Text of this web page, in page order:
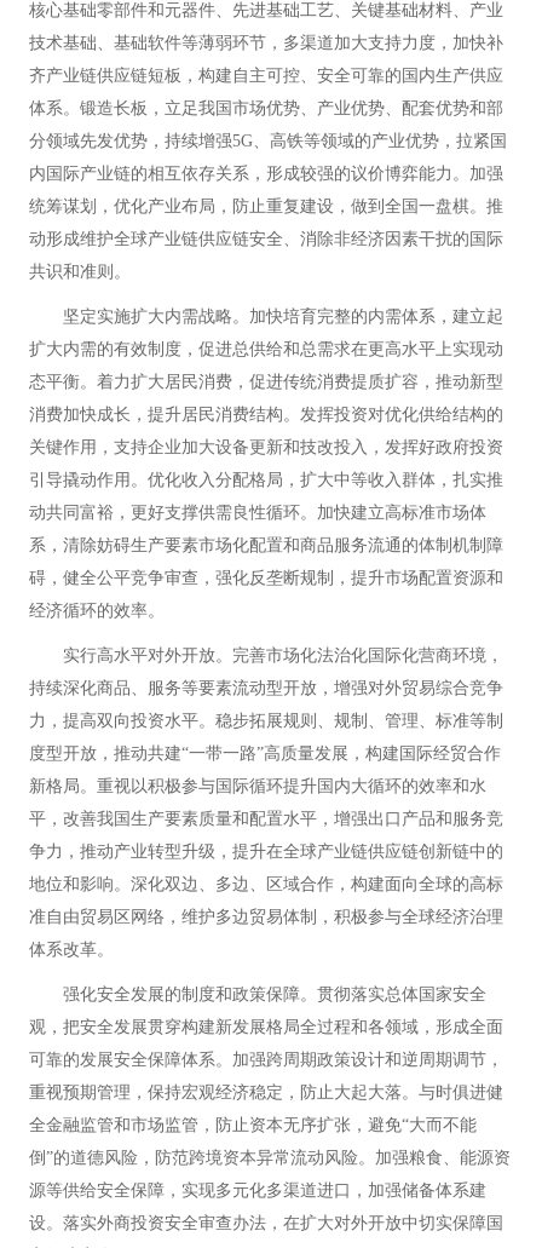
核心基础零部件和元器件、先进基础工艺、关键基础材料、产业
技术基础、基础软件等薄弱环节，多渠道加大支持力度，加快补
齐产业链供应链短板，构建自主可控、安全可靠的国内生产供应
体系。锻造长板，立足我国市场优势、产业优势、配套优势和部
分领域先发优势，持续增强5G、高铁等领域的产业优势，拉紧国
内国际产业链的相互依存关系，形成较强的议价博弈能力。加强
统筹谋划，优化产业布局，防止重复建设，做到全国一盘棋。推
动形成维护全球产业链供应链安全、消除非经济因素干扰的国际
共识和准则。
坚定实施扩大内需战略。加快培育完整的内需体系，建立起
扩大内需的有效制度，促进总供给和总需求在更高水平上实现动
态平衡。着力扩大居民消费，促进传统消费提质扩容，推动新型
消费加快成长，提升居民消费结构。发挥投资对优化供给结构的
关键作用，支持企业加大设备更新和技改投入，发挥好政府投资
引导撬动作用。优化收入分配格局，扩大中等收入群体，扎实推
动共同富裕，更好支撑供需良性循环。加快建立高标准市场体
系，清除妨碍生产要素市场化配置和商品服务流通的体制机制障
碍，健全公平竞争审查，强化反垄断规制，提升市场配置资源和
经济循环的效率。
实行高水平对外开放。完善市场化法治化国际化营商环境，
持续深化商品、服务等要素流动型开放，增强对外贸易综合竞争
力，提高双向投资水平。稳步拓展规则、规制、管理、标准等制
度型开放，推动共建“一带一路”高质量发展，构建国际经贸合作
新格局。重视以积极参与国际循环提升国内大循环的效率和水
平，改善我国生产要素质量和配置水平，增强出口产品和服务竞
争力，推动产业转型升级，提升在全球产业链供应链创新链中的
地位和影响。深化双边、多边、区域合作，构建面向全球的高标
准自由贸易区网络，维护多边贸易体制，积极参与全球经济治理
体系改革。
强化安全发展的制度和政策保障。贯彻落实总体国家安全
观，把安全发展贯穿构建新发展格局全过程和各领域，形成全面
可靠的发展安全保障体系。加强跨周期政策设计和逆周期调节，
重视预期管理，保持宏观经济稳定，防止大起大落。与时俱进健
全金融监管和市场监管，防止资本无序扩张，避免“大而不能
倒”的道德风险，防范跨境资本异常流动风险。加强粮食、能源资
源等供给安全保障，实现多元化多渠道进口，加强储备体系建
设。落实外商投资安全审查办法，在扩大对外开放中切实保障国